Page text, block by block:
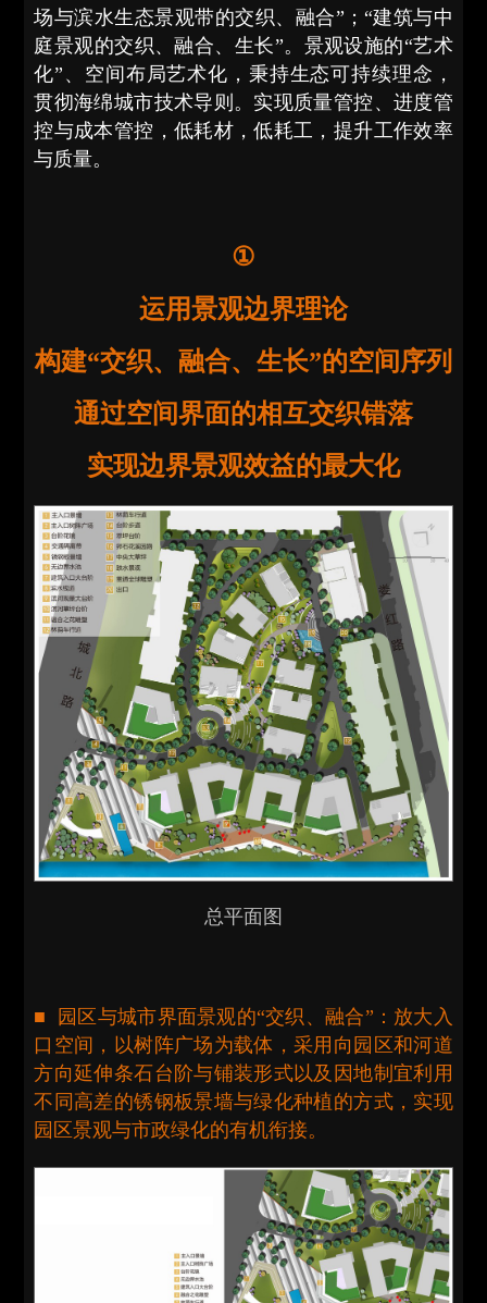
场与滨水生态景观带的交织、融合”；“建筑与中
庭景观的交织、融合、生长”。景观设施的“艺术
化”、空间布局艺术化，秉持生态可持续理念，
贯彻海绵城市技术导则。实现质量管控、进度管
控与成本管控，低耗材，低耗工，提升工作效率
与质量。
①
运用景观边界理论
构建“交织、融合、生长”的空间序列
通过空间界面的相互交织错落
实现边界景观效益的最大化
总平面图
■ 园区与城市界面景观的“交织、融合”：放大入
口空间，以树阵广场为载体，采用向园区和河道
方向延伸条石台阶与铺装形式以及因地制宜利用
不同高差的锈钢板景墙与绿化种植的方式，实现
园区景观与市政绿化的有机衔接。